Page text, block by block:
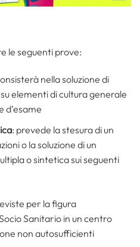
le seguenti prove:
nella soluzione di
elementi di cultura generale
d’esame
: prevede la stesura di un
o la soluzione di un
o sintetica sui seguenti
per la figura
Sanitario in un centro
non autosufficienti